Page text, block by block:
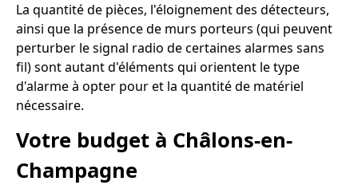
La quantité de pièces, l'éloignement des détecteurs,
ainsi que la présence de murs porteurs (qui peuvent
perturber le signal radio de certaines alarmes sans
fil) sont autant d'éléments qui orientent le type
d'alarme à opter pour et la quantité de matériel
nécessaire.
Votre budget à Châlons-en-
Champagne